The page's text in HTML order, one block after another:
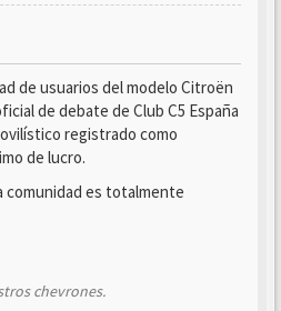
de usuarios del modelo Citroën
de debate de Club C5 España
registrado como
de lucro.
comunidad es totalmente
chevrones.